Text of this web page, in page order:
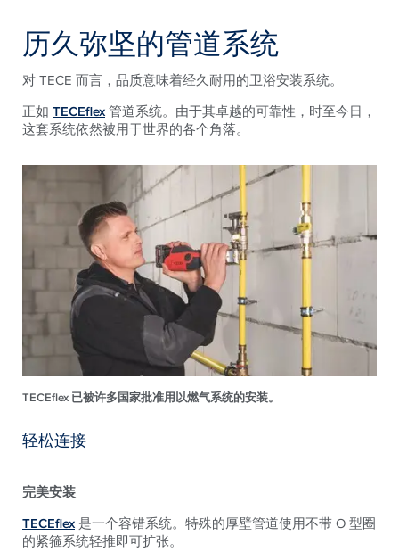
历久弥坚的管道系统
对 TECE 而言，品质意味着经久耐用的卫浴安装系统。
正如 TECEflex管道系统。由于其卓越的可靠性，时至今日，
这套系统依然被用于世界的各个角落。
TECEflex 已被许多国家批准用以燃气系统的安装。
轻松连接
完美安装
TECEflex 是一个容错系统。特殊的厚壁管道使用不带 O 型圈
的紧箍系统轻推即可扩张。